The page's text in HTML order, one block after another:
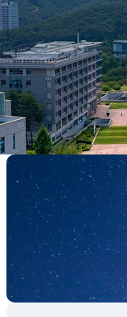
새내기학부에
전공탐색 프
적의 전공을
전공탐색 가이드